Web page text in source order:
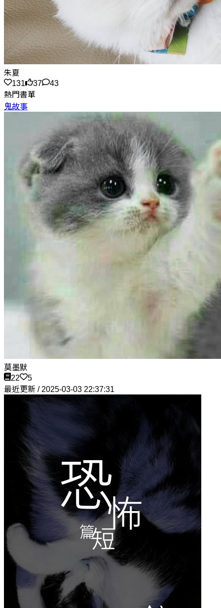
朱夏
131
37
43
熱門書單
鬼故事
莫墨默
22
5
最近更新 / 2025-03-03 22:37:31